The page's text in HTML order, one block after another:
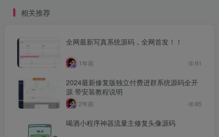
相关推荐
全网最新写真系统源码，全网首发！！
1年前 91
2024最新修复版独立付费进群系统源码全开
源 带安装教程说明
2年前 85
喝酒小程序神器流量主修复头像源码